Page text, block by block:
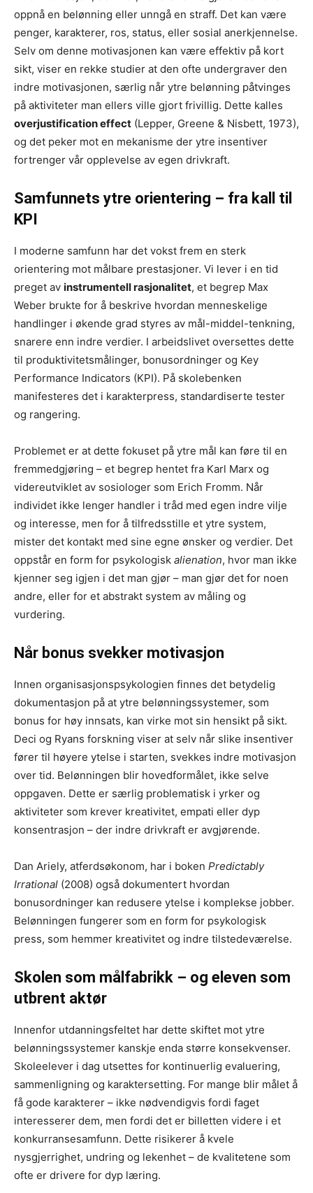
oppnå en belønning eller unngå en straff. Det kan være
penger, karakterer, ros, status, eller sosial anerkjennelse.
Selv om denne motivasjonen kan være effektiv på kort
sikt, viser en rekke studier at den ofte undergraver den
indre motivasjonen, særlig når ytre belønning påtvinges
på aktiviteter man ellers ville gjort frivillig. Dette kalles
overjustification effect (Lepper, Greene & Nisbett, 1973),
og det peker mot en mekanisme der ytre insentiver
fortrenger vår opplevelse av egen drivkraft.
Samfunnets ytre orientering – fra kall til
KPI
I moderne samfunn har det vokst frem en sterk
orientering mot målbare prestasjoner. Vi lever i en tid
preget av instrumentell rasjonalitet, et begrep Max
Weber brukte for å beskrive hvordan menneskelige
handlinger i økende grad styres av mål-middel-tenkning,
snarere enn indre verdier. I arbeidslivet oversettes dette
til produktivitetsmålinger, bonusordninger og Key
Performance Indicators (KPI). På skolebenken
manifesteres det i karakterpress, standardiserte tester
og rangering.
Problemet er at dette fokuset på ytre mål kan føre til en
fremmedgjøring – et begrep hentet fra Karl Marx og
videreutviklet av sosiologer som Erich Fromm. Når
individet ikke lenger handler i tråd med egen indre vilje
og interesse, men for å tilfredsstille et ytre system,
mister det kontakt med sine egne ønsker og verdier. Det
oppstår en form for psykologisk alienation, hvor man ikke
kjenner seg igjen i det man gjør – man gjør det for noen
andre, eller for et abstrakt system av måling og
vurdering.
Når bonus svekker motivasjon
Innen organisasjonspsykologien finnes det betydelig
dokumentasjon på at ytre belønningssystemer, som
bonus for høy innsats, kan virke mot sin hensikt på sikt.
Deci og Ryans forskning viser at selv når slike insentiver
fører til høyere ytelse i starten, svekkes indre motivasjon
over tid. Belønningen blir hovedformålet, ikke selve
oppgaven. Dette er særlig problematisk i yrker og
aktiviteter som krever kreativitet, empati eller dyp
konsentrasjon – der indre drivkraft er avgjørende.
Dan Ariely, atferdsøkonom, har i boken Predictably
Irrational (2008) også dokumentert hvordan
bonusordninger kan redusere ytelse i komplekse jobber.
Belønningen fungerer som en form for psykologisk
press, som hemmer kreativitet og indre tilstedeværelse.
Skolen som målfabrikk – og eleven som
utbrent aktør
Innenfor utdanningsfeltet har dette skiftet mot ytre
belønningssystemer kanskje enda større konsekvenser.
Skoleelever i dag utsettes for kontinuerlig evaluering,
sammenligning og karaktersetting. For mange blir målet å
få gode karakterer – ikke nødvendigvis fordi faget
interesserer dem, men fordi det er billetten videre i et
konkurransesamfunn. Dette risikerer å kvele
nysgjerrighet, undring og lekenhet – de kvalitetene som
ofte er drivere for dyp læring.